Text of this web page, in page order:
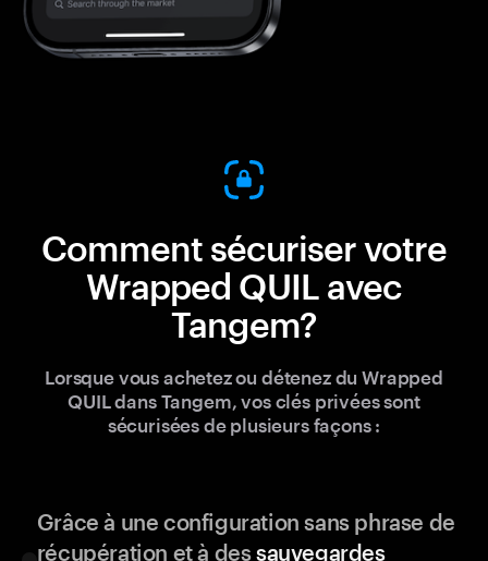
Comment sécuriser votre
Wrapped QUIL avec
Tangem?
Lorsque vous achetez ou détenez du Wrapped
QUIL dans Tangem, vos clés privées sont
sécurisées de plusieurs façons :
Grâce à une configuration sans phrase de
récupération et à dessauvegardes